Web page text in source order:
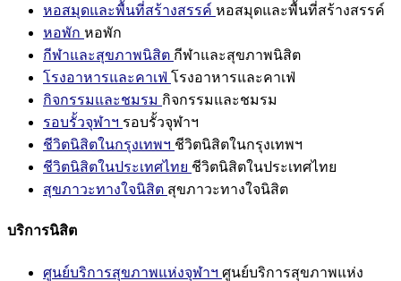
หอสมุดและพื้นที่สร้างสรรค์ หอสมุดและพื้นที่สร้างสรรค์
หอพัก หอพัก
กีฬาและสุขภาพนิสิต กีฬาและสุขภาพนิสิต
โรงอาหารและคาเฟ่ โรงอาหารและคาเฟ่
กิจกรรมและชมรม กิจกรรมและชมรม
รอบรั้วจุฬาฯ รอบรั้วจุฬาฯ
ชีวิตนิสิตในกรุงเทพฯ ชีวิตนิสิตในกรุงเทพฯ
ชีวิตนิสิตในประเทศไทย ชีวิตนิสิตในประเทศไทย
สุขภาวะทางใจนิสิต สุขภาวะทางใจนิสิต
บริการนิสิต
ศูนย์บริการสุขภาพแห่งจุฬาฯ ศูนย์บริการสุขภาพแห่ง